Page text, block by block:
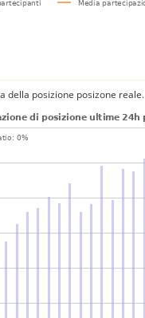
della posizione posizone reale.